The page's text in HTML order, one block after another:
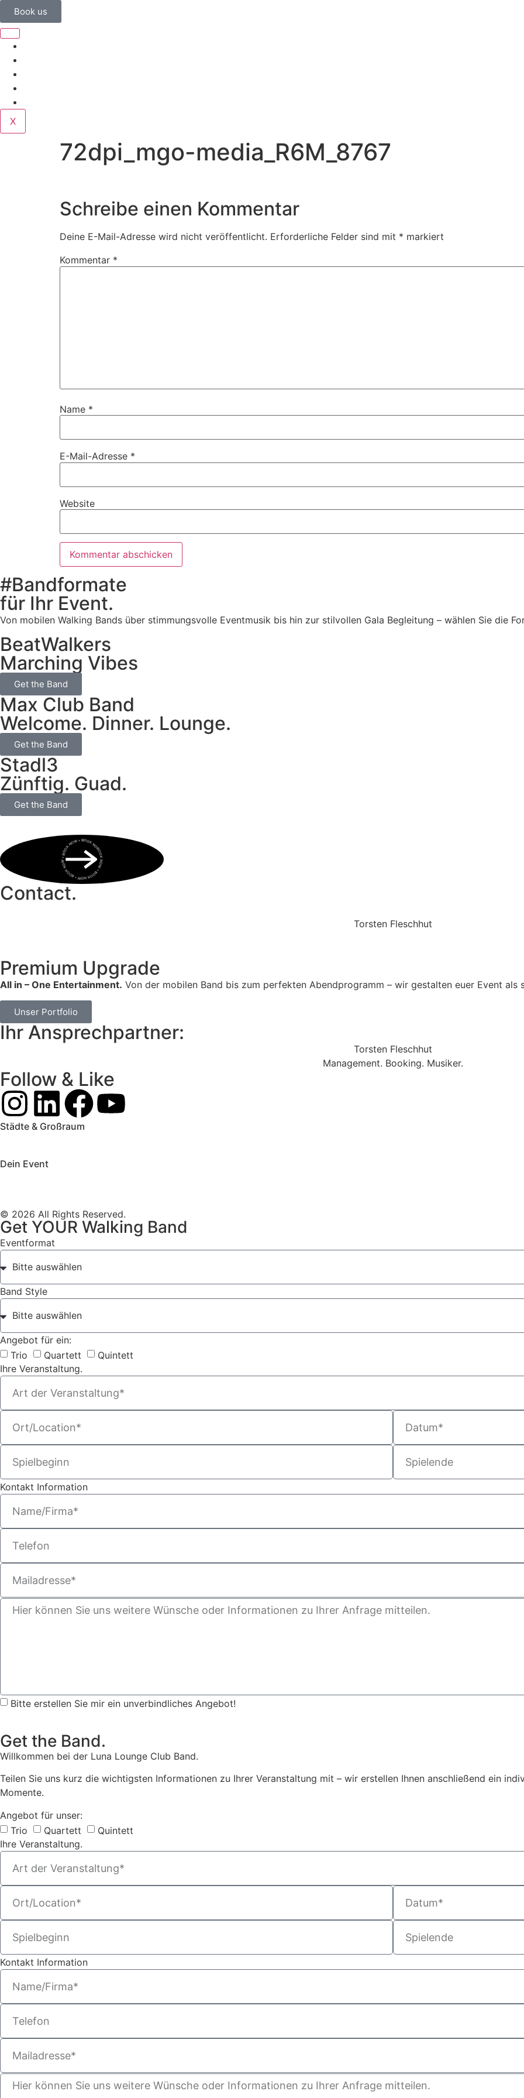
Book us
X
72dpi_mgo-media_R6M_8767
Schreibe einen Kommentar
Deine E-Mail-Adresse wird nicht veröffentlicht. Erforderliche Felder sind mit * markiert
Kommentar *
Name *
E-Mail-Adresse *
Website
#Bandformate
für Ihr Event.
Von mobilen Walking Bands über stimmungsvolle Eventmusik bis hin zur stilvollen Gala Begleitung – wählen Sie die
BeatWalkers
Marching Vibes
Get the Band
Max Club Band
Welcome. Dinner. Lounge.
Get the Band
Stadl3
Zünftig. Guad.
Get the Band
BOOK NOW • BOOK NOW • BOOK NOW • BOOK NOW • BOOK NOW •
Contact.
Torsten Fleschhut
Premium Upgrade
All in – One Entertainment. Von der mobilen Band bis zum perfekten Abendprogramm – wir gestalten euer Event als
Unser Portfolio
Ihr Ansprechpartner:
Torsten Fleschhut
Management. Booking. Musiker.
Follow & Like
Städte & Großraum
Dein Event
© 2026 All Rights Reserved.
Get YOUR Walking Band
Eventformat
Band Style
Angebot für ein:
Trio
Quartett
Quintett
Ihre Veranstaltung.
Kontakt Information
Bitte erstellen Sie mir ein unverbindliches Angebot!
Get the Band.
Willkommen bei der Luna Lounge Club Band.
Teilen Sie uns kurz die wichtigsten Informationen zu Ihrer Veranstaltung mit – wir erstellen Ihnen anschließend ein
Momente.
Angebot für unser:
Trio
Quartett
Quintett
Ihre Veranstaltung.
Kontakt Information